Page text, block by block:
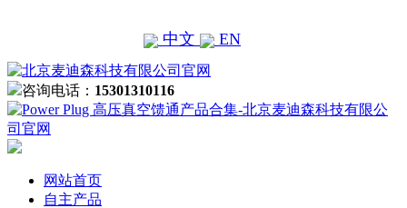
中文 EN
咨询电话： 15301310116
网站首页
自主产品